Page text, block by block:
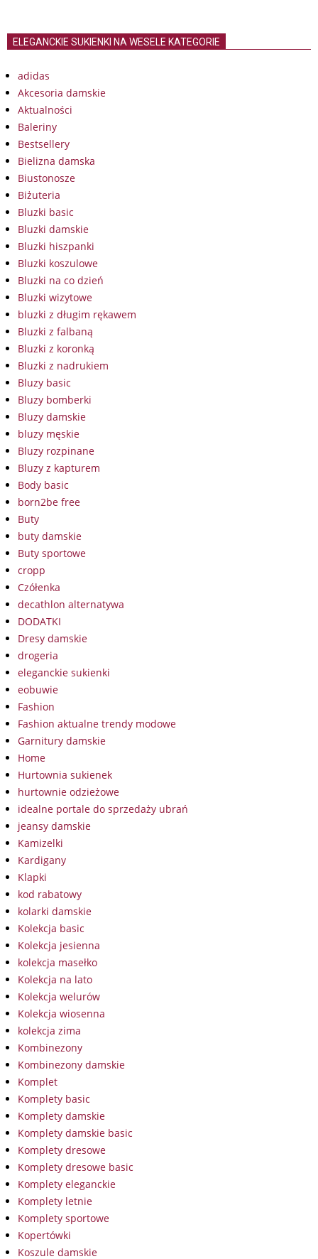
ELEGANCKIE SUKIENKI NA WESELE KATEGORIE
adidas
Akcesoria damskie
Aktualności
Baleriny
Bestsellery
Bielizna damska
Biustonosze
Biżuteria
Bluzki basic
Bluzki damskie
Bluzki hiszpanki
Bluzki koszulowe
Bluzki na co dzień
Bluzki wizytowe
bluzki z długim rękawem
Bluzki z falbaną
Bluzki z koronką
Bluzki z nadrukiem
Bluzy basic
Bluzy bomberki
Bluzy damskie
bluzy męskie
Bluzy rozpinane
Bluzy z kapturem
Body basic
born2be free
Buty
buty damskie
Buty sportowe
cropp
Czółenka
decathlon alternatywa
DODATKI
Dresy damskie
drogeria
eleganckie sukienki
eobuwie
Fashion
Fashion aktualne trendy modowe
Garnitury damskie
Home
Hurtownia sukienek
hurtownie odzieżowe
idealne portale do sprzedaży ubrań
jeansy damskie
Kamizelki
Kardigany
Klapki
kod rabatowy
kolarki damskie
Kolekcja basic
Kolekcja jesienna
kolekcja masełko
Kolekcja na lato
Kolekcja welurów
Kolekcja wiosenna
kolekcja zima
Kombinezony
Kombinezony damskie
Komplet
Komplety basic
Komplety damskie
Komplety damskie basic
Komplety dresowe
Komplety dresowe basic
Komplety eleganckie
Komplety letnie
Komplety sportowe
Kopertówki
Koszule damskie